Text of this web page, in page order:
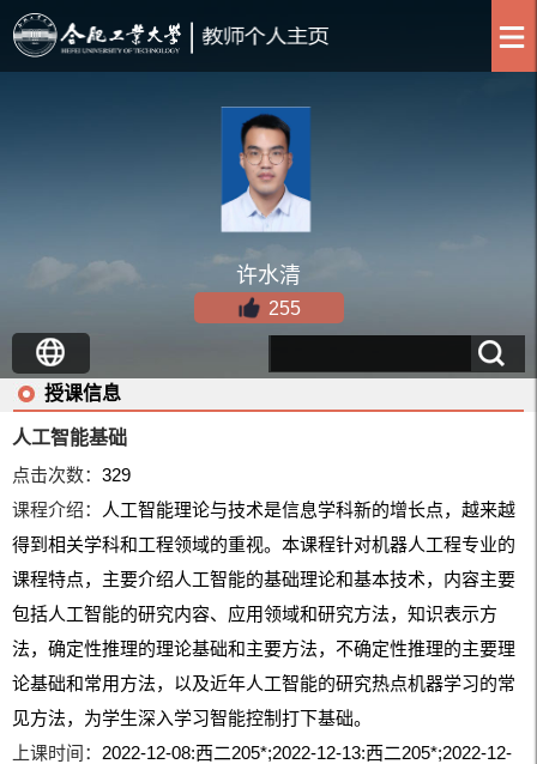
许水清
255
授课信息
人工智能基础
点击次数：329
课程介绍： 人工智能理论与技术是信息学科新的增长点，越来越
得到相关学科和工程领域的重视。本课程针对机器人工程专业的
课程特点，主要介绍人工智能的基础理论和基本技术，内容主要
包括人工智能的研究内容、应用领域和研究方法，知识表示方
法，确定性推理的理论基础和主要方法，不确定性推理的主要理
论基础和常用方法，以及近年人工智能的研究热点机器学习的常
见方法，为学生深入学习智能控制打下基础。
上课时间： 2022-12-08:西二205*;2022-12-13:西二205*;2022-12-